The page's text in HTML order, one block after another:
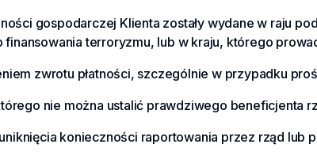
gospodarczej Klienta zostały wydane w raju
terroryzmu, lub w kraju, którego
zwrotu płatności, szczególnie w przypadku
nie można ustalić prawdziwego beneficjenta
konieczności raportowania przez rząd lub